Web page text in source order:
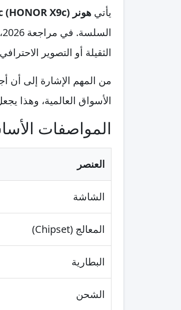
يأتي هونر X9c (HONOR X9c)
الثقيلة أو التصوير
الأسواق العالمية، وهذا
المواصفات
العنصر
الشاشة
المعالج (Chipset)
البطارية
الشحن